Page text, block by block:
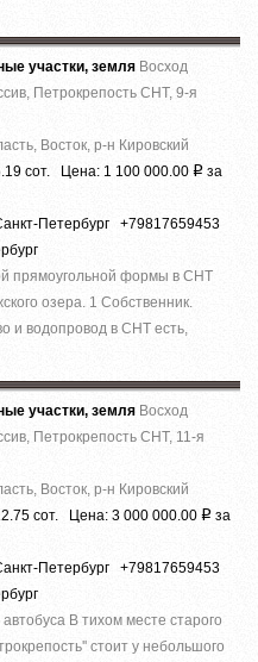
участки, земля Восход
Петрокрепость СНТ, 9-я
Восток, р-н Кировский
сот. Цена: 1 100 000.00 Р за
Петербург +79817659453
прямоугольной формы в СНТ
озера. 1 Собственник.
и водопровод в СНТ есть,
участки, земля Восход
Петрокрепость СНТ, 11-я
Восток, р-н Кировский
сот. Цена: 3 000 000.00 Р за
Петербург +79817659453
В тихом месте старого
стоит у небольшого